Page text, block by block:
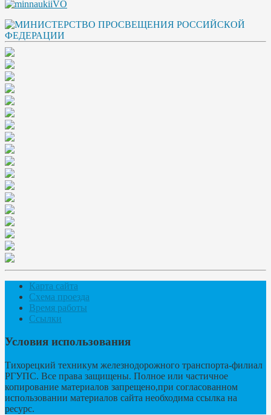
Карта сайта
Схема проезда
Время работы
Ссылки
Условия использования
Тихорецкий техникум железнодорожного транспорта-филиал
РГУПС. Все права защищены. Полное или частичное
копирование материалов запрещено,при согласованном
использовании материалов сайта необходима ссылка на
ресурс.